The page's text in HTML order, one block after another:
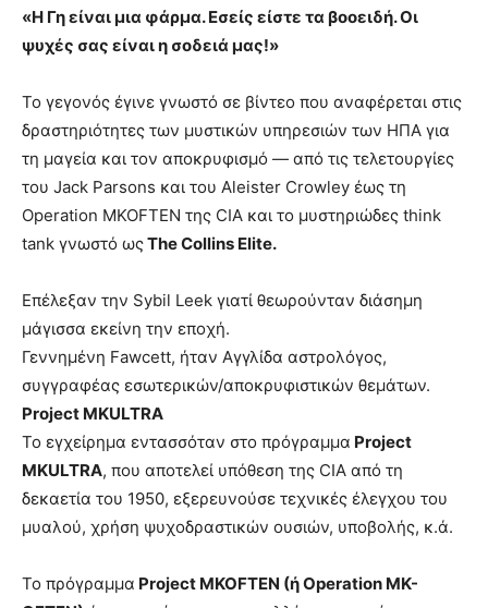
«Η Γη είναι μια φάρμα. Εσείς είστε τα βοοειδή. Οι
ψυχές σας είναι η σοδειά μας!»
Το γεγονός έγινε γνωστό σε βίντεο που αναφέρεται στις
δραστηριότητες των μυστικών υπηρεσιών των ΗΠΑ για
τη μαγεία και τον αποκρυφισμό — από τις τελετουργίες
του Jack Parsons και του Aleister Crowley έως τη
Operation MKOFTEN της CIA και το μυστηριώδες think
tank γνωστό ωςThe Collins Elite.
Επέλεξαν την Sybil Leek γιατί θεωρούνταν διάσημη
μάγισσα εκείνη την εποχή.
Γεννημένη Fawcett, ήταν Αγγλίδα αστρολόγος,
συγγραφέας εσωτερικών/αποκρυφιστικών θεμάτων.
Project MKULTRA
Το εγχείρημα εντασσόταν στο πρόγραμμα Project
MKULTRA, που αποτελεί υπόθεση της CIA από τη
δεκαετία του 1950, εξερευνούσε τεχνικές έλεγχου του
μυαλού, χρήση ψυχοδραστικών ουσιών, υποβολής, κ.ά.
Το πρόγραμμα Project MKOFTEN (ή Operation MK-